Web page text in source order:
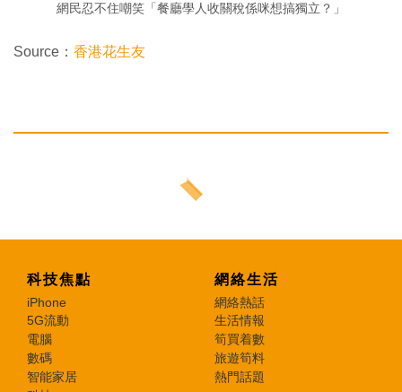
網民忍不住嘲笑「餐廳學人收關稅係咪想搞獨立？」
Source： 香港花生友
科技焦點
iPhone
5G流動
電腦
數碼
智能家居
網絡生活
網絡熱話
生活情報
筍買着數
旅遊筍料
熱門話題